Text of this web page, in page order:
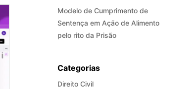
Modelo de Cumprimento de
Sentença em Ação de Alimento
pelo rito da Prisão
Categorias
Direito Civil